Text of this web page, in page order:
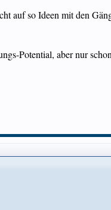
auf so Ideen mit den
Potential, aber nur